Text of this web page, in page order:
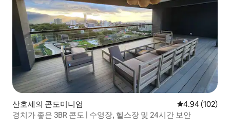
산호세의 콘도미니엄 평점 4.94점(5
4.94 (102)
경치가 좋은 3BR 콘도 | 수영장, 헬스장 및 24시간 보안